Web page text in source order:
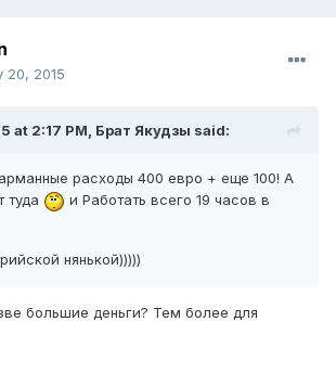
20, 2015
at 2:17 PM, Брат Якудзы said:
расходы 400 евро + еще 100! А
туда
и Работать всего 19 часов в
нянькой)))))
большие деньги? Тем более для